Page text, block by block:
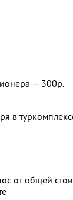
— 300р.
в
от общей